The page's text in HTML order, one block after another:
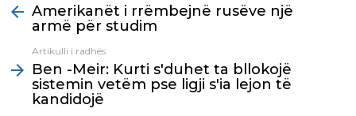
moreAmerikanët i rrëmbejnë rusëve një
armë për studim
Artikulli i radhës
Ben -Meir: Kurti s'duhet ta bllokojë
sistemin vetëm pse ligji s'ia lejon të
kandidojë